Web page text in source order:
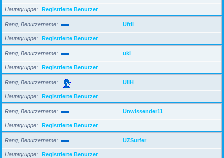
Hauptgruppe Registrierte Benutzer
Rang, Benutzername Uftil
Hauptgruppe Registrierte Benutzer
Rang, Benutzername ukl
Hauptgruppe Registrierte Benutzer
Rang, Benutzername UliH
Hauptgruppe Registrierte Benutzer
Rang, Benutzername Unwissender11
Hauptgruppe Registrierte Benutzer
Rang, Benutzername UZSurfer
Hauptgruppe Registrierte Benutzer